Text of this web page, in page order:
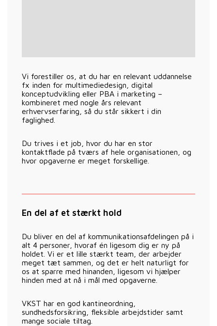
Vi forestiller os, at du har en relevant uddannelse
fx inden for multimediedesign, digital
konceptudvikling eller PBA i marketing –
kombineret med nogle års relevant
erhvervserfaring, så du står sikkert i din
faglighed.
Du trives i et job, hvor du har en stor
kontaktflade på tværs af hele organisationen, og
hvor opgaverne er meget forskellige.
En del af et stærkt hold
Du bliver en del af kommunikationsafdelingen på i
alt 4 personer, hvoraf én ligesom dig er ny på
holdet. Vi er et lille stærkt team, der arbejder
meget tæt sammen, og det er helt naturligt for
os at sparre med hinanden, ligesom vi hjælper
hinden med at nå i mål med opgaverne.
VKST har en god kantineordning,
sundhedsforsikring, fleksible arbejdstider samt
mange sociale tiltag.